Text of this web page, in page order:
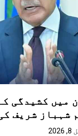
میں کشیدگی
شہباز شریف